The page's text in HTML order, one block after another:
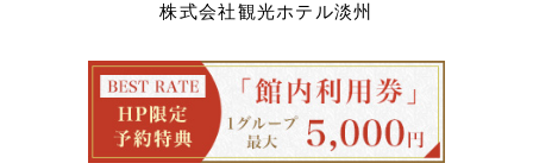
株式会社観光ホテル淡州